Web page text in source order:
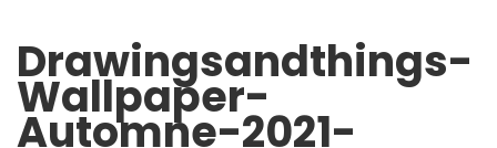
Drawingsandthings-
Wallpaper-
Automne-2021-